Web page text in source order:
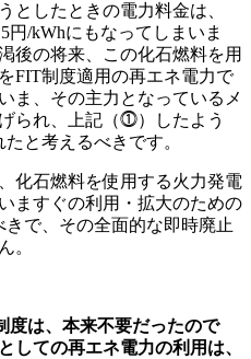
としたときの電力料金は、
円/kWhにもなってしまいま
後の将来、この化石燃料を用
FIT制度適用の再エネ電力で
ま、その主力となっているメ
られ、上記（⓵）したよう
と考えるべきです。
化石燃料を使用する火力発電
ますぐの利用・拡大のための
で、その全面的な即時廃止
。
は、本来不要だったので
しての再エネ電力の利用は、